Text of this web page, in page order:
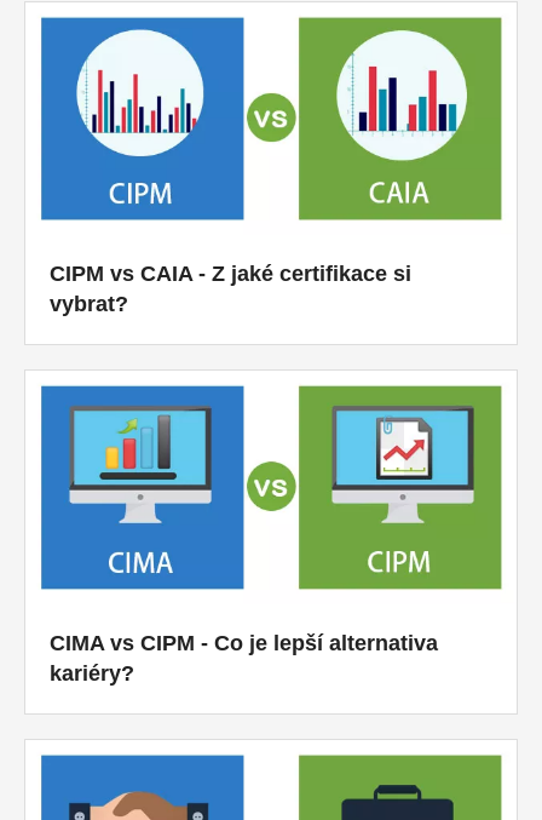
CIPM vs CAIA - Z jaké certifikace si
vybrat?
CIMA vs CIPM - Co je lepší alternativa
kariéry?